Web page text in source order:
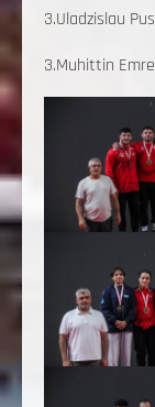
3.Uladzislau
3.Muhittin